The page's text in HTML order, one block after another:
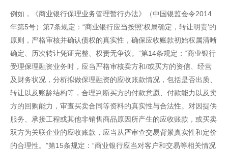
例如，《商业银行保理业务管理暂行办法》（中国银监会令2014
年第5号）第7条规定：“商业银行应当按照‘权属确定，转让明责’的
原则，严格审核并确认债权的真实性，确保应收账款初始权属清晰
确定、历次转让凭证完整、权责无争议。”第14条规定：“商业银行
受理保理融资业务时，应当严格审核卖方和/或买方的资信、经营
及财务状况，分析拟做保理融资的应收账款情况，包括是否出质、
转让以及账龄结构等，合理判断买方的付款意愿、付款能力以及卖
方的回购能力，审查买卖合同等资料的真实性与合法性。对因提供
服务、承接工程或其他非销售商品原因所产生的应收账款，或买卖
双方为关联企业的应收账款，应当从严审查交易背景真实性和定价
的合理性。”第15条规定：“商业银行应当对客户和交易等相关情况